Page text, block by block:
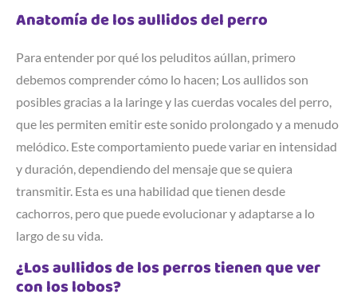
Anatomía de los aullidos del perro
Para entender por qué los peluditos aúllan, primero
debemos comprender cómo lo hacen; Los aullidos son
posibles gracias a la laringe y las cuerdas vocales del perro,
que les permiten emitir este sonido prolongado y a menudo
melódico. Este comportamiento puede variar en intensidad
y duración, dependiendo del mensaje que se quiera
transmitir. Esta es una habilidad que tienen desde
cachorros, pero que puede evolucionar y adaptarse a lo
largo de su vida.
¿Los aullidos de los perros tienen que ver
con los lobos?